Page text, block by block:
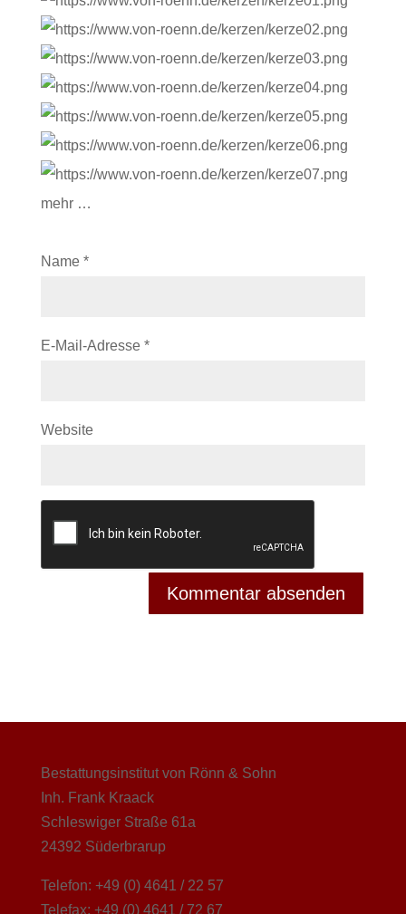
mehr …
Name *
E-Mail-Adresse *
Website
Bestattungsinstitut von Rönn & Sohn
Inh. Frank Kraack
Schleswiger Straße 61a
24392 Süderbrarup
Telefon: +49 (0) 4641 / 22 57
Telefax: +49 (0) 4641 / 72 67